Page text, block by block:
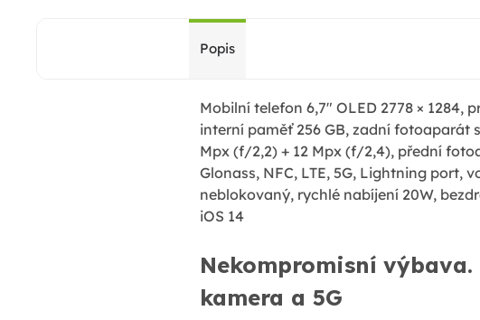
Popis
Mobilní telefon 6,7" OLED 2778 × 1284,
interní paměť 256 GB, zadní fotoaparát
Mpx (f/2,2) + 12 Mpx (f/2,4), přední
Glonass, NFC, LTE, 5G, Lightning port,
neblokovaný, rychlé nabíjení 20W,
iOS 14
Nekompromisní
kamera a 5G